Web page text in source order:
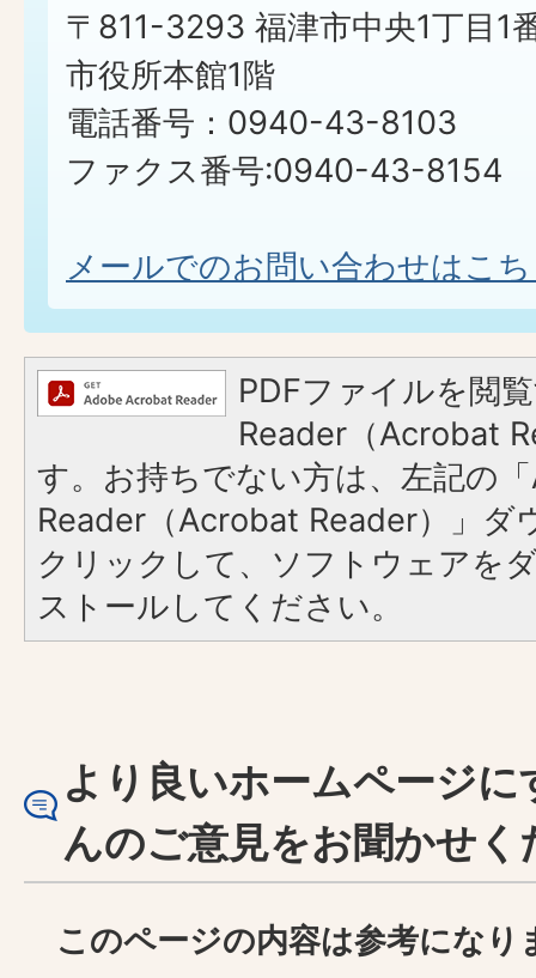
〒811-3293 福津市中央1丁目1
市役所本館1階
電話番号：0940-43-8103
ファクス番号:0940-43-8154
メールでのお問い合わせはこ
PDFファイルを閲
Reader（Acrobat
す。お持ちでない方は、左記の
Reader（Acrobat Reader）」ダ
クリックして、ソフトウェアを
ストールしてください。
より良いホームページ
んのご意見をお聞かせく
このページの内容は参考になり